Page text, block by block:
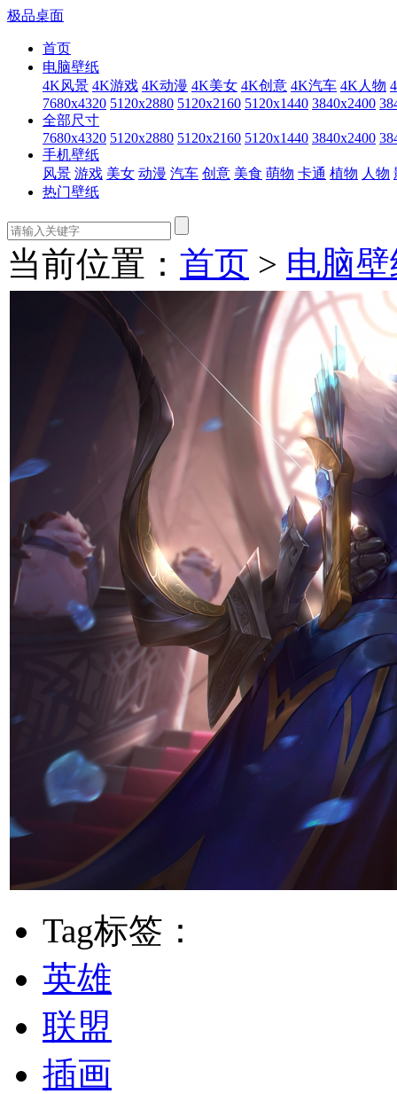
极品桌面
首页
电脑壁纸
4K风景 4K游戏 4K动漫 4K美女 4K创意 4K汽车 4K人物
7680x4320 5120x2880 5120x2160 5120x1440 3840x2400
全部尺寸
7680x4320 5120x2880 5120x2160 5120x1440 3840x2400
手机壁纸
风景 游戏 美女 动漫 汽车 创意 美食 萌物 卡通 植物 人物
热门壁纸
当前位置： 首页 > 电脑
Tag标签：
英雄
联盟
插画